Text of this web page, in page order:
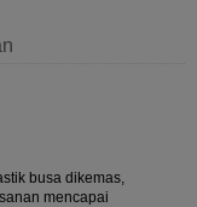
busa dikemas,
mencapai